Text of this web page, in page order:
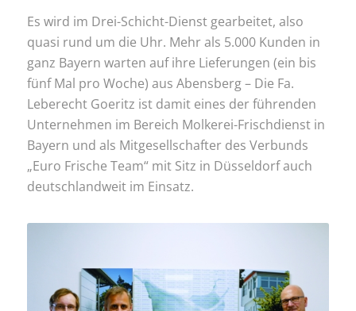
Es wird im Drei-Schicht-Dienst gearbeitet, also
quasi rund um die Uhr. Mehr als 5.000 Kunden in
ganz Bayern warten auf ihre Lieferungen (ein bis
fünf Mal pro Woche) aus Abensberg – Die Fa.
Leberecht Goeritz ist damit eines der führenden
Unternehmen im Bereich Molkerei-Frischdienst in
Bayern und als Mitgesellschafter des Verbunds
„Euro Frische Team“ mit Sitz in Düsseldorf auch
deutschlandweit im Einsatz.